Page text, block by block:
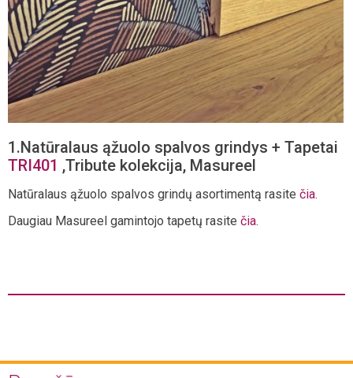
1.Natūralaus ąžuolo spalvos grindys + Tapetai
TRI401 ,Tribute kolekcija, Masureel
Natūralaus ąžuolo spalvos grindų asortimentą rasite čia.
Daugiau Masureel gamintojo tapetų rasite čia.